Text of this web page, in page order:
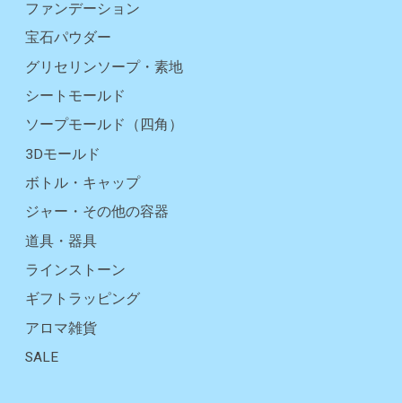
ファンデーション
宝石パウダー
グリセリンソープ・素地
シートモールド
ソープモールド（四角）
3Dモールド
ボトル・キャップ
ジャー・その他の容器
道具・器具
ラインストーン
ギフトラッピング
アロマ雑貨
SALE